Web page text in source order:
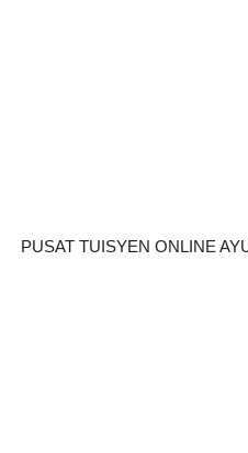
PUSAT TUISYEN ONLINE